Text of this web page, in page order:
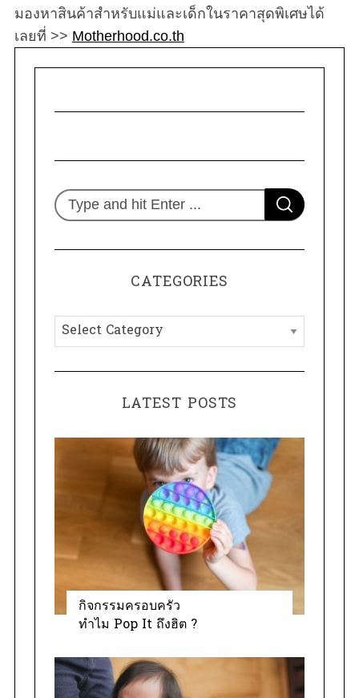
มองหาสินค้าสำหรับแม่และเด็กในราคาสุดพิเศษได้
เลยที่ >> Motherhood.co.th
S
e
r
S
E
C
CATEGORIES
C
a
t
o
LATEST POSTS
กิจกรรมครอบครัว
ทำไม Pop It ถึงฮิต ?